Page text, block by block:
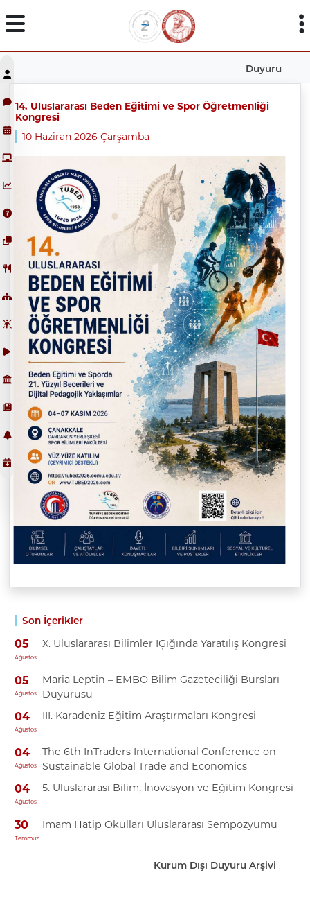
Duyuru
Son İçerikler
05
Ağustos
X. Uluslararası Bilimler IĢığında Yaratılış Kongresi
05
Ağustos
Maria Leptin – EMBO Bilim Gazeteciliği Bursları
Duyurusu
04
Ağustos
III. Karadeniz Eğitim Araştırmaları Kongresi
04
Ağustos
The 6th InTraders International Conference on
Sustainable Global Trade and Economics
04
Ağustos
5. Uluslararası Bilim, İnovasyon ve Eğitim Kongresi
30
Temmuz
İmam Hatip Okulları Uluslararası Sempozyumu
Kurum Dışı Duyuru Arşivi
14. Uluslararası Beden Eğitimi ve Spor Öğretmenliği
Kongresi
10 Haziran 2026 Çarşamba